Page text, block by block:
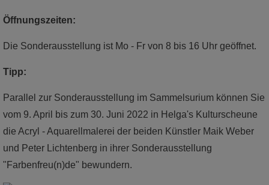
Öffnungszeiten:
Die Sonderausstellung ist Mo - Fr von 8 bis 16 Uhr geöffnet.
Tipp:
Parallel zur Sonderausstellung im Sammelsurium können Sie
vom 9. April bis zum 30. Juni 2022 in Helga's Kulturscheune
die Acryl - Aquarellmalerei der beiden Künstler Maik Weber
und Peter Lichtenberg in ihrer Sonderausstellung
"Farbenfreu(n)de" bewundern.